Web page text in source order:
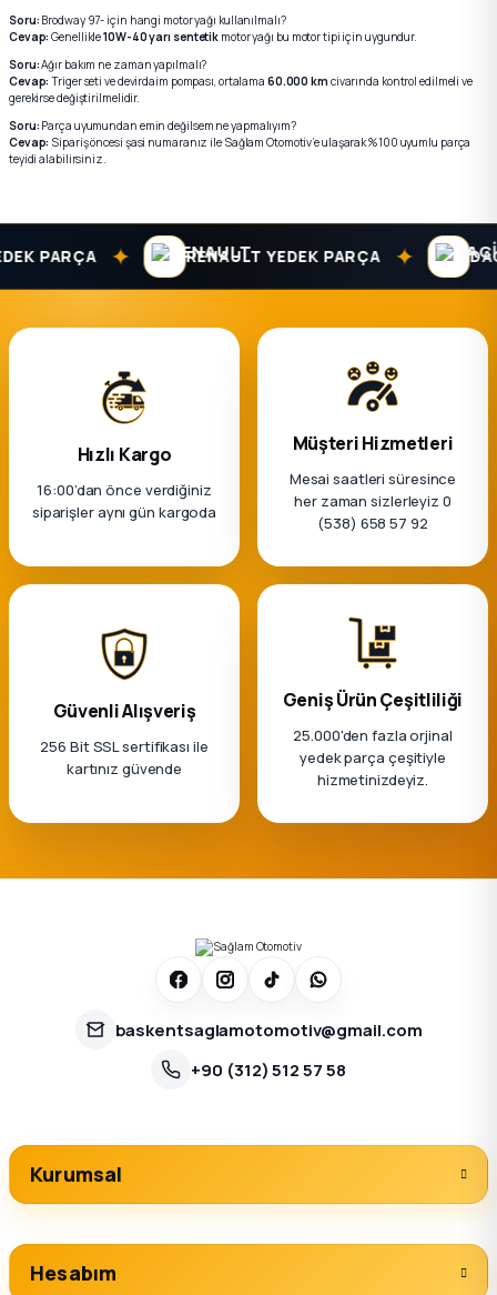
Soru: Brodway 97- için hangi motor yağı kullanılmalı?
Cevap: Genellikle10W-40 yarı sentetik motor yağı bu motor tipi için uygundur.
Soru:Ağır bakım ne zaman yapılmalı?
Cevap: Triger seti ve devirdaim pompası, ortalama 60.000 km civarında kontrol edilmeli ve
gerekirse değiştirilmelidir.
Soru: Parça uyumundan emin değilsem ne yapmalıyım?
Cevap: Sipariş öncesi şasi numaranız ile Sağlam Otomotiv’e ulaşarak %100 uyumlu parça
teyidi alabilirsiniz.
PARÇA ✦ RENAULT YEDEK PARÇA ✦ DACIA
Hızlı Kargo
16:00’dan önce verdiğiniz
siparişler aynı gün kargoda
Müşteri Hizmetleri
Mesai saatleri süresince
her zaman sizlerleyiz 0
(538) 658 57 92
Güvenli Alışveriş
256 Bit SSL sertifikası ile
kartınız güvende
Geniş Ürün Çeşitliliği
25.000'den fazla orjinal
yedek parça çeşitiyle
hizmetinizdeyiz.
baskentsaglamotomotiv@gmail.com
+90 (312) 512 57 58
Kurumsal
Hesabım